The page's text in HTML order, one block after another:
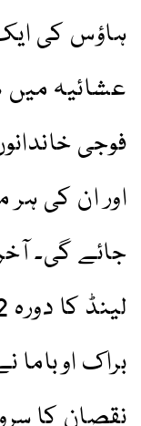
ہاؤس کی
عشائیہ میں
فوجی
اور ان کی
جائے گی۔
براک